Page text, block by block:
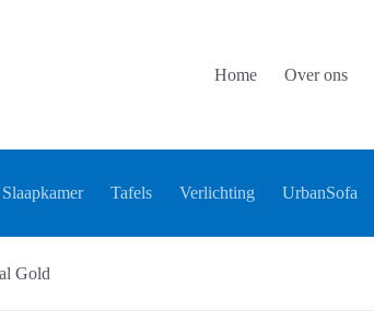
Home Over ons
Slaapkamer Tafels Verlichting UrbanSofa
Gold